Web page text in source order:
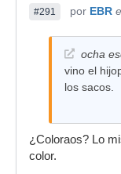
#291 por EBR
ocha
vino el
los sacos.
¿Coloraos? Lo
color.